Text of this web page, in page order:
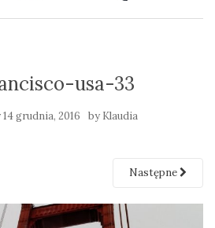
usa-33
14 grudnia, 2016 by Klaudia
Następne